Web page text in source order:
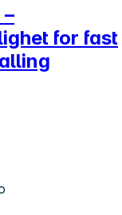
for fast